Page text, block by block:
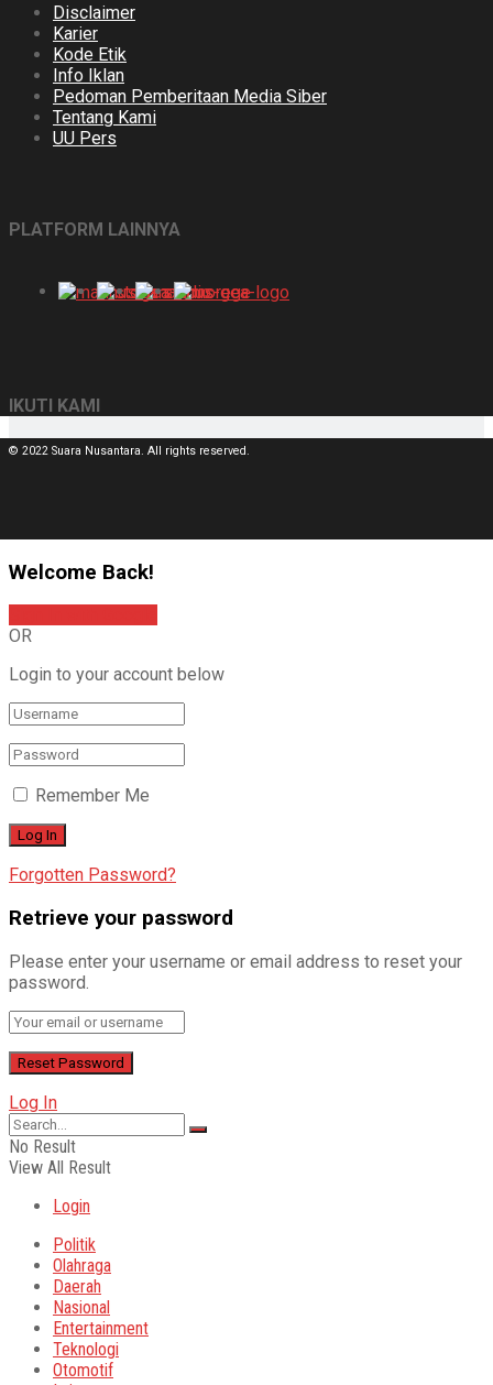
Disclaimer
Karier
Kode Etik
Info Iklan
Pedoman Pemberitaan Media Siber
Tentang Kami
UU Pers
PLATFORM LAINNYA
IKUTI KAMI
© 2022 Suara Nusantara. All rights reserved.
Welcome Back!
OR
Login to your account below
Remember Me
Forgotten Password?
Retrieve your password
Please enter your username or email address to reset your
password.
Log In
No Result
View All Result
Login
Politik
Olahraga
Daerah
Nasional
Entertainment
Teknologi
Otomotif